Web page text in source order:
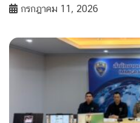
กรกฎาคม 11, 2026